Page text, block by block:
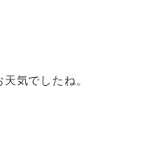
気でしたね。